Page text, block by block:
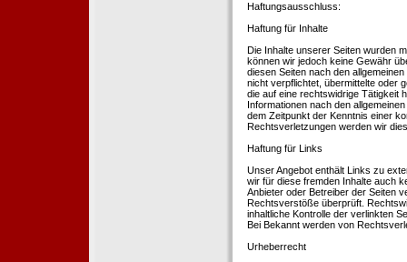
Haftungsausschluss:
Haftung für Inhalte
Die Inhalte unserer Seiten wurden
können wir jedoch keine Gewähr
diesen Seiten nach den
nicht verpflichtet, übermittelte oder
die auf eine rechtswidrige Tätigkeit
Informationen nach den
dem Zeitpunkt der Kenntnis einer
Rechtsverletzungen werden wir
Haftung für Links
Unser Angebot enthält Links zu
wir für diese fremden Inhalte auch
Anbieter oder Betreiber der Seiten
Rechtsverstöße überprüft.
inhaltliche Kontrolle der verlinkten
Bei Bekannt werden von
Urheberrecht